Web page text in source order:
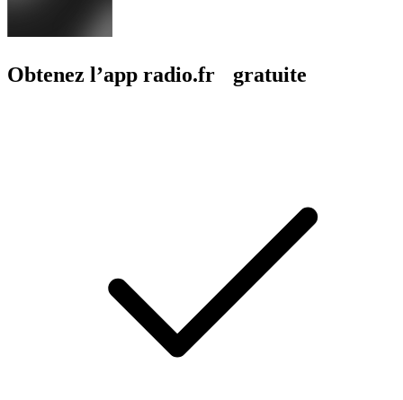
Obtenez l’app radio.fr gratuite